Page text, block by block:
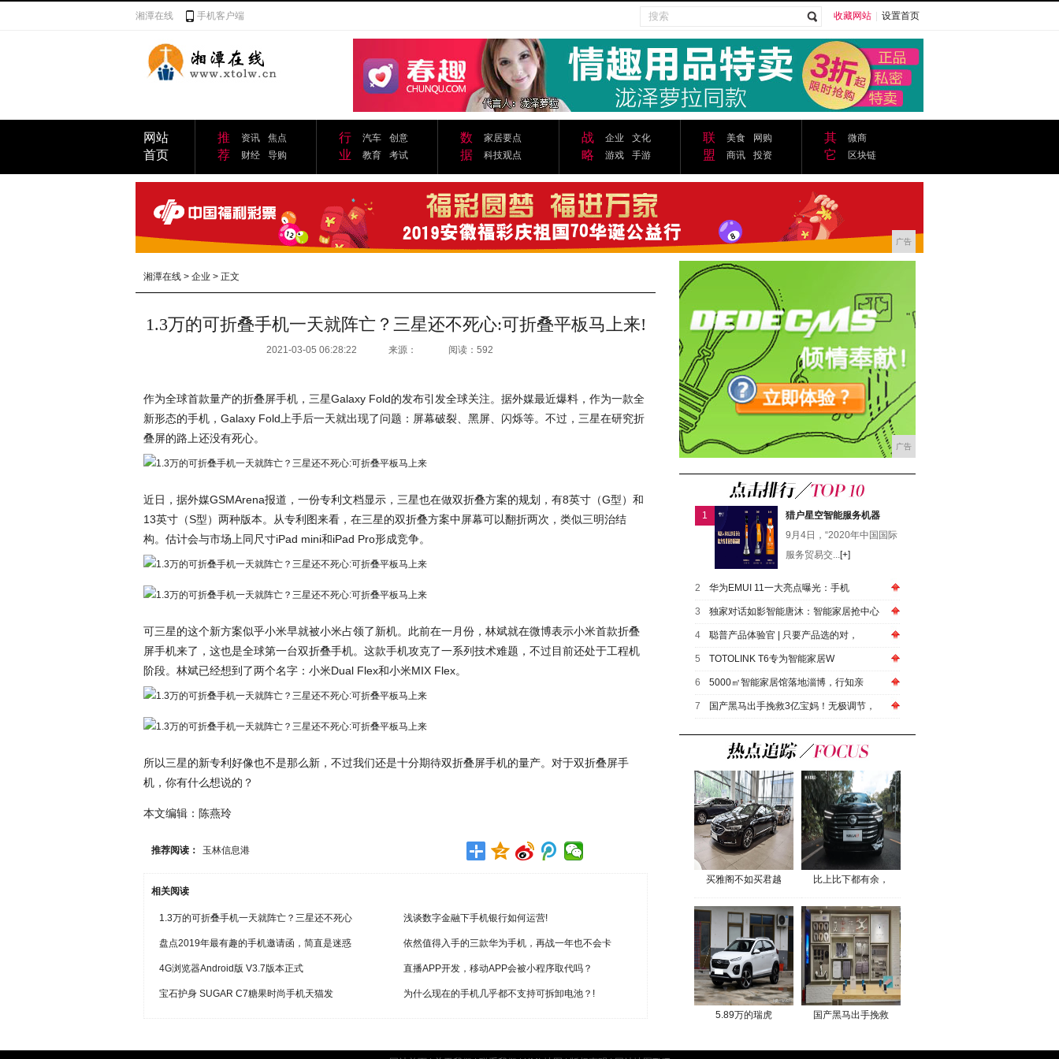
湘潭在线 手机客户端 收藏网站 设置首页
网站
首页
推
荐
资讯
焦点
财经
导购
行
业
汽车
创意
教育
考试
数
据
家居要点
科技观点
战
略
企业
文化
游戏
手游
联
盟
美食
网购
商讯
投资
其
它
微商
区块链
广告
湘潭在线 > 企业 > 正文
1.3万的可折叠手机一天就阵亡？三星还不死心:可折叠平板马上来!
2021-03-05 06:28:22 来源： 阅读：592
作为全球首款量产的折叠屏手机，三星Galaxy Fold的发布引发全球关注。据外媒最近爆料，作为一款全
新形态的手机，Galaxy Fold上手后一天就出现了问题：屏幕破裂、黑屏、闪烁等。不过，三星在研究折
叠屏的路上还没有死心。
近日，据外媒GSMArena报道，一份专利文档显示，三星也在做双折叠方案的规划，有8英寸（G型）和
13英寸（S型）两种版本。从专利图来看，在三星的双折叠方案中屏幕可以翻折两次，类似三明治结
构。估计会与市场上同尺寸iPad mini和iPad Pro形成竞争。
可三星的这个新方案似乎小米早就被小米占领了新机。此前在一月份，林斌就在微博表示小米首款折叠
屏手机来了，这也是全球第一台双折叠手机。这款手机攻克了一系列技术难题，不过目前还处于工程机
阶段。林斌已经想到了两个名字：小米Dual Flex和小米MIX Flex。
所以三星的新专利好像也不是那么新，不过我们还是十分期待双折叠屏手机的量产。对于双折叠屏手
机，你有什么想说的？
本文编辑：陈燕玲
推荐阅读： 玉林信息港
相关阅读
1.3万的可折叠手机一天就阵亡？三星还不死心 浅谈数字金融下手机银行如何运营!
盘点2019年最有趣的手机邀请函，简直是迷惑 依然值得入手的三款华为手机，再战一年也不会卡
4G浏览器Android版 V3.7版本正式 直播APP开发，移动APP会被小程序取代吗？
宝石护身 SUGAR C7糖果时尚手机天猫发 为什么现在的手机几乎都不支持可拆卸电池？!
广告
1
猎户星空智能服务机器
9月4日，“2020年中国国际
服务贸易交...[+]
2 华为EMUI 11一大亮点曝光：手机
3 独家对话如影智能唐沐：智能家居抢中心
4 聪普产品体验官 | 只要产品选的对，
5 TOTOLINK T6专为智能家居W
6 5000㎡智能家居馆落地淄博，行知亲
7 国产黑马出手挽救3亿宝妈！无极调节，
买雅阁不如买君越 比上比下都有余，
5.89万的瑞虎 国产黑马出手挽救